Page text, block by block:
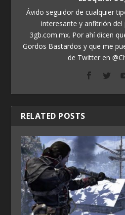
Ávido seguidor de cualquier
interesante y anfitrión
3gb.com.mx. Por ahí dicen
Gordos Bastardos y que me
de Twitter en
RELATED POSTS